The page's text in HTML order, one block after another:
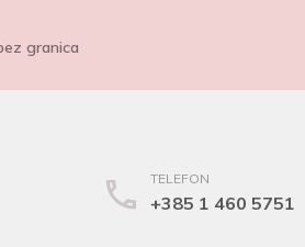
granica
TELEFON
+385 1 460 5751